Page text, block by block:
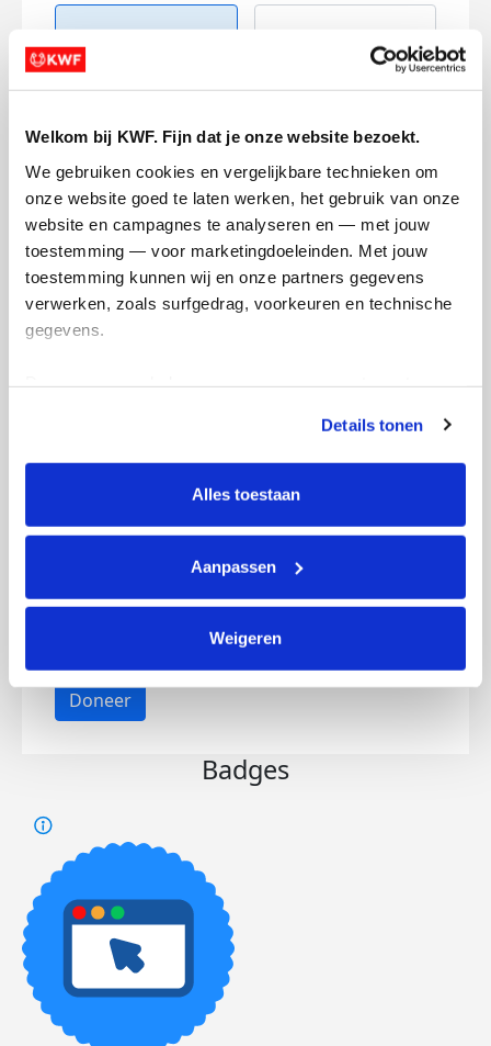
Welkom bij KWF. Fijn dat je onze website bezoekt.
We gebruiken cookies en vergelijkbare technieken om
onze website goed te laten werken, het gebruik van onze
website en campagnes te analyseren en — met jouw
toestemming — voor marketingdoeleinden. Met jouw
toestemming kunnen wij en onze partners gegevens
verwerken, zoals surfgedrag, voorkeuren en technische
gegevens.
tonen. Je kunt je toestemming op elk moment wijzigen of
intrekken via Cookie instellingen onderaan de pagina. De
lijst met cookies is te vinden in het tabblad “details”.
Details tonen
Alles toestaan
Aanpassen
Weigeren
Referentie
Opgehaald Streefbedrag
Doneer
Badges